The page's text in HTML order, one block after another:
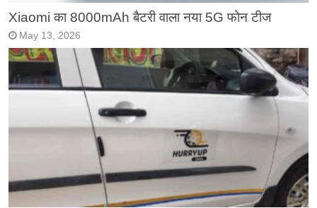
Xiaomi का 8000mAh बैटरी वाला नया 5G फोन टीज
May 13, 2026